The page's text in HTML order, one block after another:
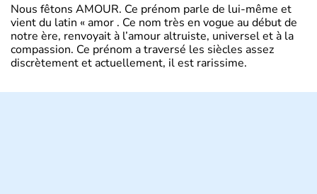
Nous fêtons AMOUR. Ce prénom parle de lui-même et
vient du latin « amor . Ce nom très en vogue au début de
notre ère, renvoyait à l’amour altruiste, universel et à la
compassion. Ce prénom a traversé les siècles assez
discrètement et actuellement, il est rarissime.